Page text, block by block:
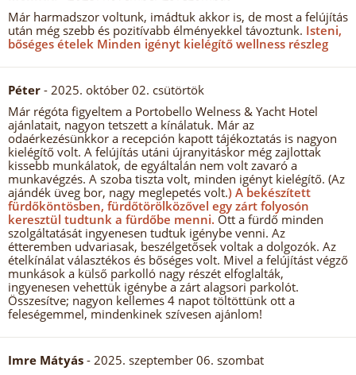
Már harmadszor voltunk, imádtuk akkor is, de most a felújítás
után még szebb és pozitívabb élményekkel távoztunk. Isteni,
bőséges ételek Minden igényt kielégítő wellness részleg
Péter - 2025. október 02. csütörtök
Már régóta figyeltem a Portobello Welness & Yacht Hotel
ajánlatait, nagyon tetszett a kínálatuk. Már az
odaérkezésünkkor a recepción kapott tájékoztatás is nagyon
kielégítő volt. A felújítás utáni újranyitáskor még zajlottak
kissebb munkálatok, de egyáltalán nem volt zavaró a
munkavégzés. A szoba tiszta volt, minden igényt kielégítő. (Az
ajándék üveg bor, nagy meglepetés volt.) A bekészített
fürdőköntösben, fürdőtörölközővel egy zárt folyosón
keresztül tudtunk a fürdőbe menni. Ott a fürdő minden
szolgáltatását ingyenesen tudtuk igénybe venni. Az
étteremben udvariasak, beszélgetősek voltak a dolgozók. Az
ételkínálat választékos és bőséges volt. Mivel a felújítást végző
munkások a külső parkolló nagy részét elfoglalták,
ingyenesen vehettük igénybe a zárt alagsori parkolót.
Összesítve; nagyon kellemes 4 napot töltöttünk ott a
feleségemmel, mindenkinek szívesen ajánlom!
Imre Mátyás - 2025. szeptember 06. szombat